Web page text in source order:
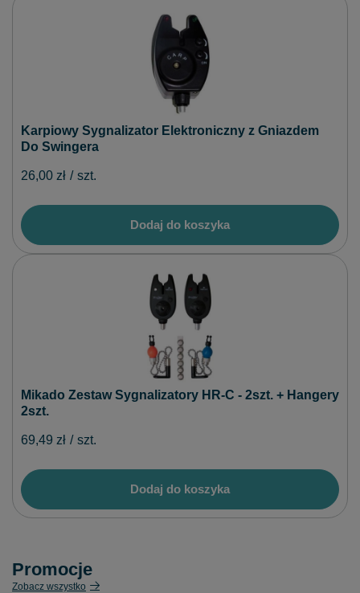
Karpiowy Sygnalizator Elektroniczny z Gniazdem
Do Swingera
26,00 zł / szt.
Dodaj do koszyka
Mikado Zestaw Sygnalizatory HR-C - 2szt. + Hangery
2szt.
69,49 zł / szt.
Dodaj do koszyka
Promocje
Zobacz wszystko